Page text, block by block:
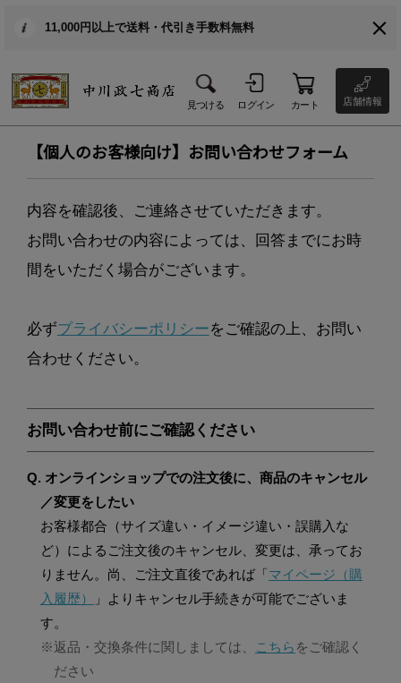
11,000円以上で送料・代引き手数料無料
見つける ログイン カート 店舗情報
【個人のお客様向け】お問い合わせフォーム
内容を確認後、ご連絡させていただきます。
お問い合わせの内容によっては、回答までにお時
間をいただく場合がございます。
必ずプライバシーポリシーをご確認の上、お問い
合わせください。
お問い合わせ前にご確認ください
Q. オンラインショップでの注文後に、商品のキャンセル
／変更をしたい
お客様都合（サイズ違い・イメージ違い・誤購入な
ど）によるご注文後のキャンセル、変更は、承ってお
りません。尚、ご注文直後であれば「マイページ（購
入履歴）
」よりキャンセル手続きが可能でございま
す。
※返品・交換条件に関しましては、
こちら をご確認く
ださい